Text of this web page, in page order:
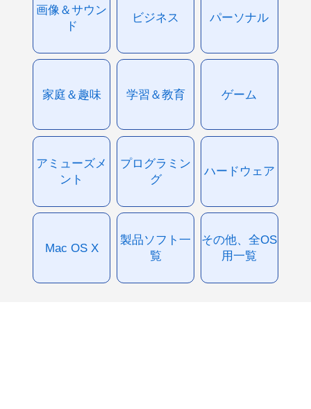
画像＆サウン
ド
ビジネス パーソナル
家庭＆趣味 学習＆教育 ゲーム
アミューズメ
ント
プログラミン
グ
ハードウェア
Mac OS X
製品ソフト一
覧
その他、全OS
用一覧